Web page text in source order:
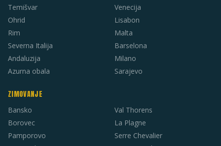
Temišvar
Ohrid
Rim
Severna Italija
Andaluzija
Azurna obala
Venecija
Lisabon
Malta
Barselona
Milano
Sarajevo
ZIMOVANJE
Bansko
Borovec
Pamporovo
Val Thorens
La Plagne
Serre Chevalier